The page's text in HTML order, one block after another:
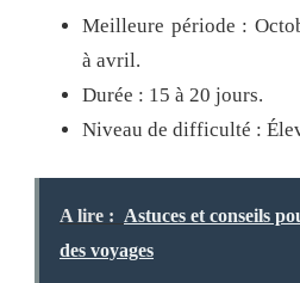
Meilleure période :
à avril.
Durée : 15 à 20 jours.
Niveau de difficulté :
A lire : Astuces et conseils
des voyages